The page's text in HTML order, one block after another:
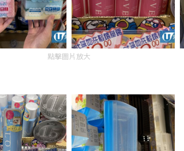
點擊圖片放大